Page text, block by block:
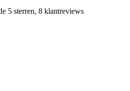
5 sterren, 8 klantreviews